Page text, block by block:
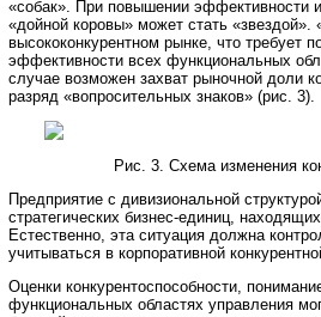
«собак». При повышении эффективности
«дойной коровы» может стать «звездой».
высококонкурентном рынке, что требует
эффективности всех функциональных
случае возможен захват рыночной доли
разряд «вопросительных знаков» (рис. 3).
Рис. 3. Схема изменения
Предприятие с дивизиональной
стратегических бизнес-единиц,
Естественно, эта ситуация должна
учитываться в корпоративной
Оценки конкурентоспособности,
функциональных областях управления